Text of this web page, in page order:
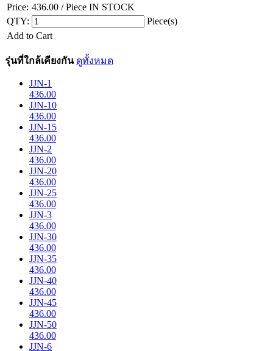
Price: 436.00 / Piece IN STOCK
QTY:
Piece(s)
Add to Cart
รุ่นที่ใกล้เคียงกัน ดูทั้งหมด
JJN-1
436.00
JJN-10
436.00
JJN-15
436.00
JJN-2
436.00
JJN-20
436.00
JJN-25
436.00
JJN-3
436.00
JJN-30
436.00
JJN-35
436.00
JJN-40
436.00
JJN-45
436.00
JJN-50
436.00
JJN-6